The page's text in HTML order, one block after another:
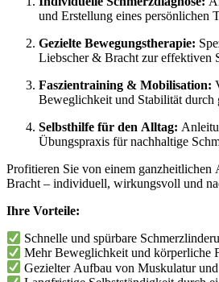
und Erstellung eines persönlichen
Gezielte Bewegungstherapie:
Liebscher & Bracht zur effektiven
Faszientraining & Mobilisation:
Beweglichkeit und Stabilität durch
Selbsthilfe für den Alltag:
Übungspraxis für nachhaltige
Profitieren Sie von einem ganzheitlichen
Bracht – individuell, wirkungsvoll und
Ihre Vorteile:
Schnelle und spürbare
Mehr Beweglichkeit und körperliche
Gezielter Aufbau von Muskulatur und